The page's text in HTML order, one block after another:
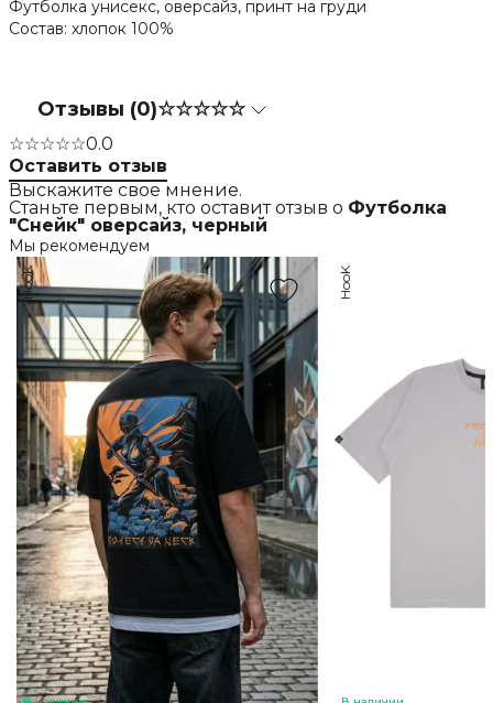
Футболка унисекс, оверсайз, принт на груди
Состав: хлопок 100%
Отзывы (0)☆☆☆☆☆
☆☆☆☆☆0.0
Оставить отзыв
Выскажите свое мнение.
Станьте первым, кто оставит отзыв о Футболка
"Снейк" оверсайз, черный
Мы рекомендуем
HooK HooK